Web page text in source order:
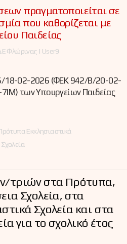
πραγματοποιείται σε
που καθορίζεται με
Παιδείας
Φλώρινας | User9
18-02-2026 (ΦΕΚ 942/Β/20-02-
των Υπουργείων Παιδείας
Εκκλησιαστικά
τριών στα Πρότυπα,
Σχολεία, στα
Σχολεία και στα
για το σχολικό έτος